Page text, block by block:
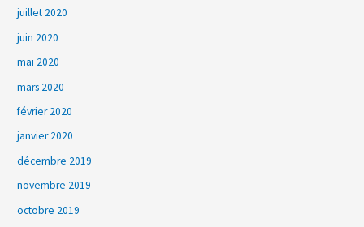
juillet 2020
juin 2020
mai 2020
mars 2020
février 2020
janvier 2020
décembre 2019
novembre 2019
octobre 2019